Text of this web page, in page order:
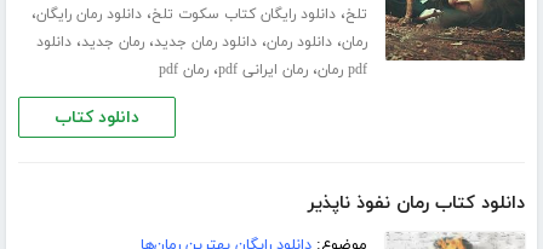
تلخ،دانلود رایگان کتاب سکوت تلخ،دانلود رمان رایگان،
رمان،دانلود رمان،دانلود رمان جدید،رمان جدید،دانلود
pdf رمان
،رمان ایرانی pdf ،رمان pdf
دانلود کتاب
دانلود کتاب رمان نفوذ ناپذیر